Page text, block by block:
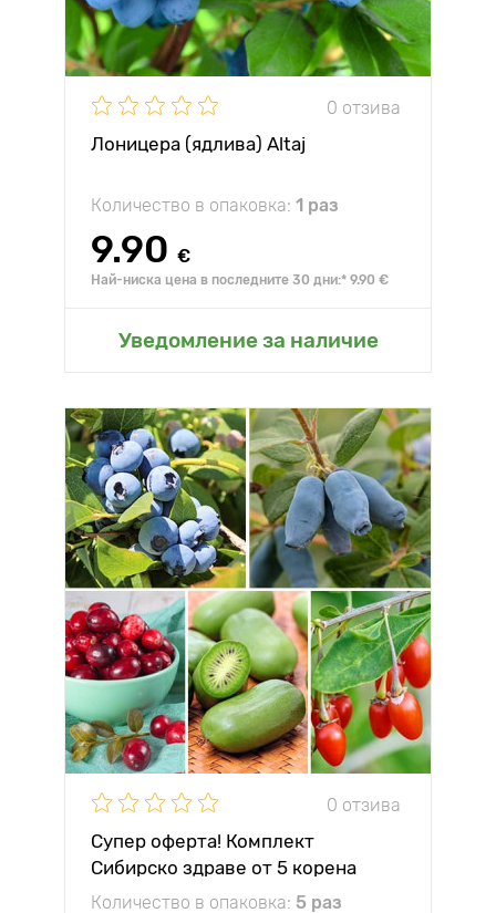
0 отзива
Лоницера (ядлива) Altaj
Количество в опаковка: 1 раз
9.90 €
Най-ниска цена в последните 30 дни:* 9.90 €
Уведомление за наличие
0 отзива
Супер оферта! Комплект
Сибирско здраве от 5 корена
Количество в опаковка: 5 раз